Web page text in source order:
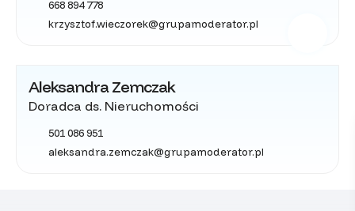
668 894 778
krzysztof.wieczorek@grupamoderator.pl
Aleksandra Zemczak
Doradca ds. Nieruchomości
501 086 951
aleksandra.zemczak@grupamoderator.pl